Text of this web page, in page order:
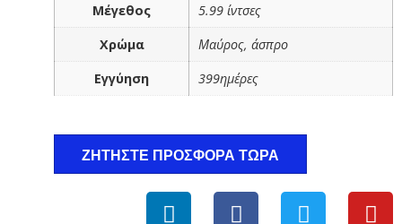
Μέγεθος
5.99 ίντσες
Χρώμα
Μαύρος, άσπρο
Εγγύηση
399ημέρες
ΖΗΤΉΣΤΕ ΠΡΟΣΦΟΡΆ ΤΏΡΑ